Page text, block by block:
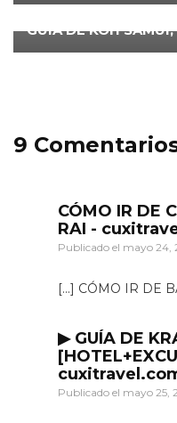
GUÍA DE KOH
9
CÓMO IR DE
RAI -
Publicado el mayo 24,
[…] CÓMO IR DE
▶ GUÍA DE
Publicado el mayo 25,